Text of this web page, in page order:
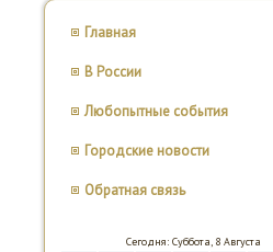
Главная
В России
Любопытные события
Городские новости
Обратная связь
Сегодня: Суббота, 8 Августа